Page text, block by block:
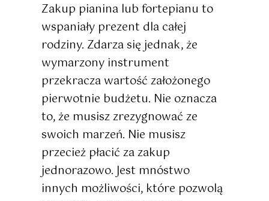
Zakup pianina lub fortepianu to
wspaniały prezent dla całej
rodziny. Zdarza się jednak, że
wymarzony instrument
przekracza wartość założonego
pierwotnie budżetu. Nie oznacza
to, że musisz zrezygnować ze
swoich marzeń. Nie musisz
przecież płacić za zakup
jednorazowo. Jest mnóstwo
innych możliwości, które pozwolą